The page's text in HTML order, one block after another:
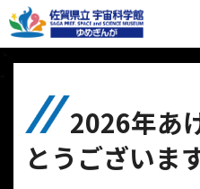
2026年あ
とうございま